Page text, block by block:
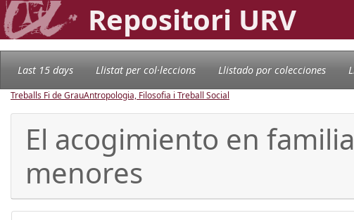
Repositori URV
Last 15 days Llistat per col·leccions Llistado por colecciones
Treballs Fi de GrauAntropologia, Filosofia i Treball Social
El acogimiento en
menores